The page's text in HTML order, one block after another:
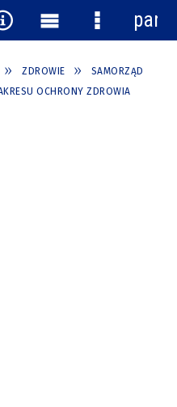
ZDROWIE
SAMORZĄD
OCHRONY ZDROWIA
Menu
główne
Menu
panel